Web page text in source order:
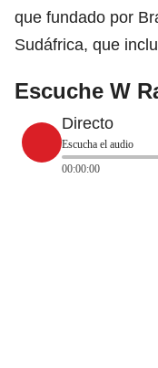
que fundado por
Sudáfrica, que
Escuche W
Directo
Escucha el audio
00:00:00